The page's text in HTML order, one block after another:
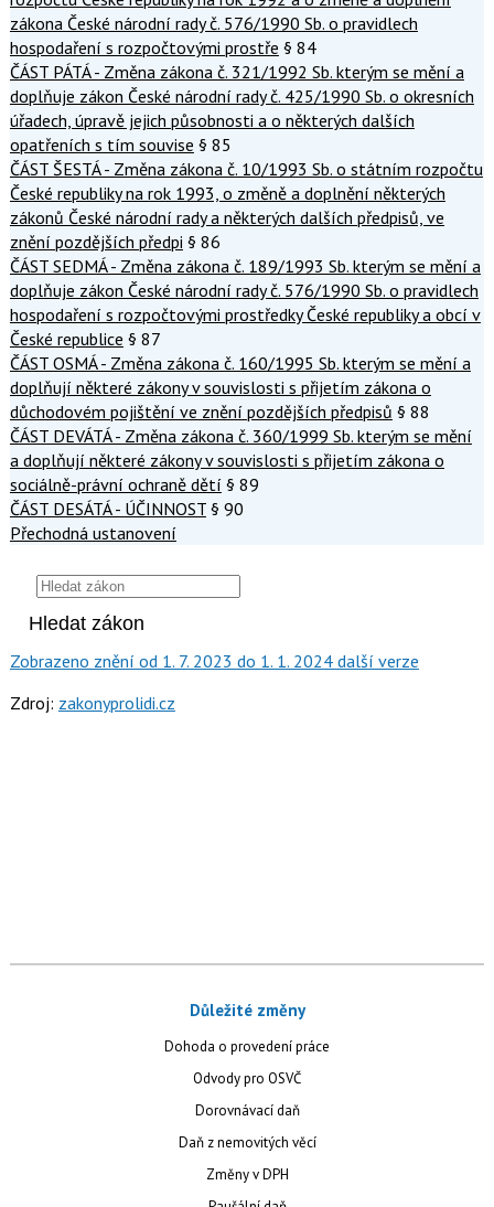
zákona České národní rady č. 576/1990 Sb. o pravidlech
hospodaření s rozpočtovými prostře § 84
ČÁST PÁTÁ - Změna zákona č. 321/1992 Sb. kterým se mění a
doplňuje zákon České národní rady č. 425/1990 Sb. o okresních
úřadech, úpravě jejich působnosti a o některých dalších
opatřeních s tím souvise § 85
ČÁST ŠESTÁ - Změna zákona č. 10/1993 Sb. o státním rozpočtu
České republiky na rok 1993, o změně a doplnění některých
zákonů České národní rady a některých dalších předpisů, ve
znění pozdějších předpi § 86
ČÁST SEDMÁ - Změna zákona č. 189/1993 Sb. kterým se mění a
doplňuje zákon České národní rady č. 576/1990 Sb. o pravidlech
hospodaření s rozpočtovými prostředky České republiky a obcí v
České republice § 87
ČÁST OSMÁ - Změna zákona č. 160/1995 Sb. kterým se mění a
doplňují některé zákony v souvislosti s přijetím zákona o
důchodovém pojištění ve znění pozdějších předpisů § 88
ČÁST DEVÁTÁ - Změna zákona č. 360/1999 Sb. kterým se mění
a doplňují některé zákony v souvislosti s přijetím zákona o
sociálně-právní ochraně dětí § 89
ČÁST DESÁTÁ - ÚČINNOST § 90
Přechodná ustanovení
Zobrazeno znění od 1. 7. 2023 do 1. 1. 2024 další verze
Zdroj: zakonyprolidi.cz
Důležité změny
Dohoda o provedení práce
Odvody pro OSVČ
Dorovnávací daň
Daň z nemovitých věcí
Změny v DPH